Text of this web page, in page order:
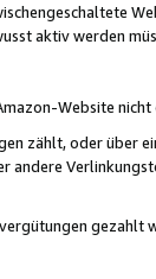
aktiv werden
Website
zählt, oder über
andere
gezahlt